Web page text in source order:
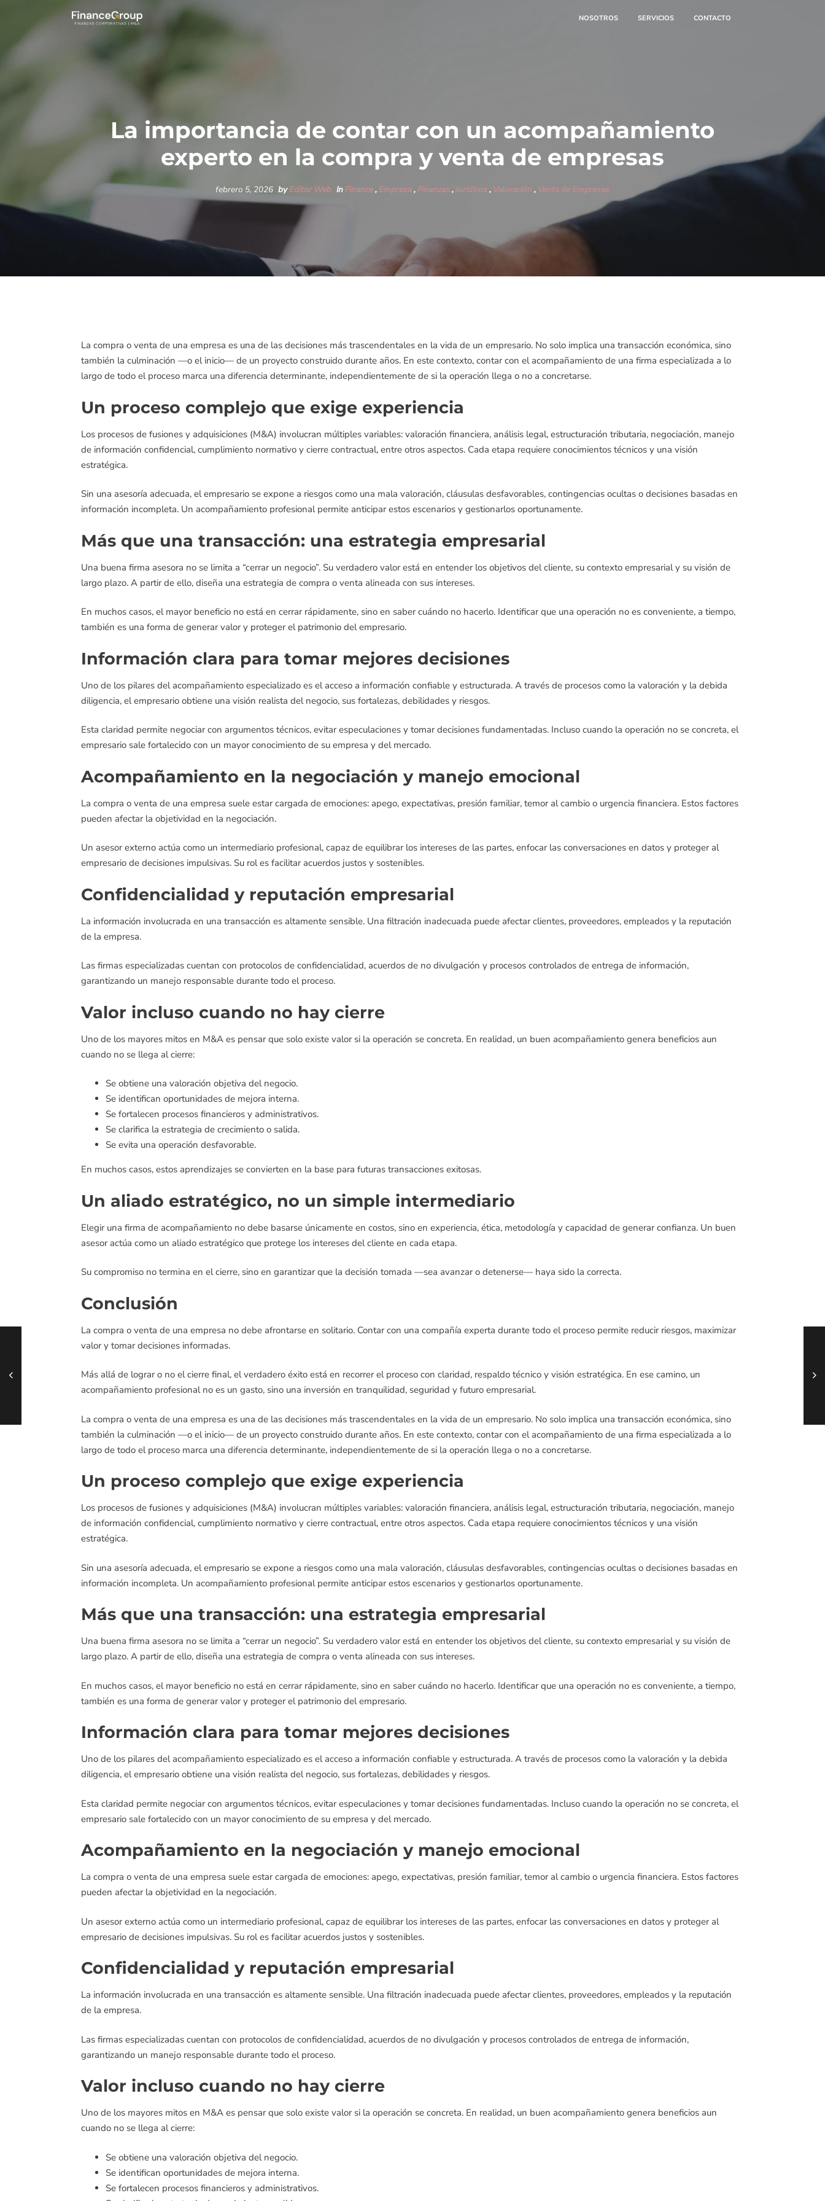
NOSOTROS SERVICIOS CONTACTO
La importancia de contar con un acompañamiento
experto en la compra y venta de empresas
febrero 5, 2026 byEditor Web In Finance, Empresa, Finanzas ,Jurídicos , Valoración , Venta de Empresas
La compra o venta de una empresa es una de las decisiones más trascendentales en la vida de un empresario. No solo implica una transacción económica, sino
también la culminación —o el inicio— de un proyecto construido durante años. En este contexto, contar con el acompañamiento de una firma especializada a lo
largo de todo el proceso marca una diferencia determinante, independientemente de si la operación llega o no a concretarse.
Un proceso complejo que exige experiencia
Los procesos de fusiones y adquisiciones (M&A) involucran múltiples variables: valoración financiera, análisis legal, estructuración tributaria, negociación, manejo
de información confidencial, cumplimiento normativo y cierre contractual, entre otros aspectos. Cada etapa requiere conocimientos técnicos y una visión
estratégica.
Sin una asesoría adecuada, el empresario se expone a riesgos como una mala valoración, cláusulas desfavorables, contingencias ocultas o decisiones basadas en
información incompleta. Un acompañamiento profesional permite anticipar estos escenarios y gestionarlos oportunamente.
Más que una transacción: una estrategia empresarial
Una buena firma asesora no se limita a “cerrar un negocio”. Su verdadero valor está en entender los objetivos del cliente, su contexto empresarial y su visión de
largo plazo. A partir de ello, diseña una estrategia de compra o venta alineada con sus intereses.
En muchos casos, el mayor beneficio no está en cerrar rápidamente, sino en saber cuándo no hacerlo. Identificar que una operación no es conveniente, a tiempo,
también es una forma de generar valor y proteger el patrimonio del empresario.
Información clara para tomar mejores decisiones
Uno de los pilares del acompañamiento especializado es el acceso a información confiable y estructurada. A través de procesos como la valoración y la debida
diligencia, el empresario obtiene una visión realista del negocio, sus fortalezas, debilidades y riesgos.
Esta claridad permite negociar con argumentos técnicos, evitar especulaciones y tomar decisiones fundamentadas. Incluso cuando la operación no se concreta, el
empresario sale fortalecido con un mayor conocimiento de su empresa y del mercado.
Acompañamiento en la negociación y manejo emocional
La compra o venta de una empresa suele estar cargada de emociones: apego, expectativas, presión familiar, temor al cambio o urgencia financiera. Estos factores
pueden afectar la objetividad en la negociación.
Un asesor externo actúa como un intermediario profesional, capaz de equilibrar los intereses de las partes, enfocar las conversaciones en datos y proteger al
empresario de decisiones impulsivas. Su rol es facilitar acuerdos justos y sostenibles.
Confidencialidad y reputación empresarial
La información involucrada en una transacción es altamente sensible. Una filtración inadecuada puede afectar clientes, proveedores, empleados y la reputación
de la empresa.
Las firmas especializadas cuentan con protocolos de confidencialidad, acuerdos de no divulgación y procesos controlados de entrega de información,
garantizando un manejo responsable durante todo el proceso.
Valor incluso cuando no hay cierre
Uno de los mayores mitos en M&A es pensar que solo existe valor si la operación se concreta. En realidad, un buen acompañamiento genera beneficios aun
cuando no se llega al cierre:
Se obtiene una valoración objetiva del negocio.
Se identifican oportunidades de mejora interna.
Se fortalecen procesos financieros y administrativos.
Se clarifica la estrategia de crecimiento o salida.
Se evita una operación desfavorable.
En muchos casos, estos aprendizajes se convierten en la base para futuras transacciones exitosas.
Un aliado estratégico, no un simple intermediario
Elegir una firma de acompañamiento no debe basarse únicamente en costos, sino en experiencia, ética, metodología y capacidad de generar confianza. Un buen
asesor actúa como un aliado estratégico que protege los intereses del cliente en cada etapa.
Su compromiso no termina en el cierre, sino en garantizar que la decisión tomada —sea avanzar o detenerse— haya sido la correcta.
Conclusión
La compra o venta de una empresa no debe afrontarse en solitario. Contar con una compañía experta durante todo el proceso permite reducir riesgos, maximizar
valor y tomar decisiones informadas.
Más allá de lograr o no el cierre final, el verdadero éxito está en recorrer el proceso con claridad, respaldo técnico y visión estratégica. En ese camino, un
acompañamiento profesional no es un gasto, sino una inversión en tranquilidad, seguridad y futuro empresarial.
La compra o venta de una empresa es una de las decisiones más trascendentales en la vida de un empresario. No solo implica una transacción económica, sino
también la culminación —o el inicio— de un proyecto construido durante años. En este contexto, contar con el acompañamiento de una firma especializada a lo
largo de todo el proceso marca una diferencia determinante, independientemente de si la operación llega o no a concretarse.
Un proceso complejo que exige experiencia
Los procesos de fusiones y adquisiciones (M&A) involucran múltiples variables: valoración financiera, análisis legal, estructuración tributaria, negociación, manejo
de información confidencial, cumplimiento normativo y cierre contractual, entre otros aspectos. Cada etapa requiere conocimientos técnicos y una visión
estratégica.
Sin una asesoría adecuada, el empresario se expone a riesgos como una mala valoración, cláusulas desfavorables, contingencias ocultas o decisiones basadas en
información incompleta. Un acompañamiento profesional permite anticipar estos escenarios y gestionarlos oportunamente.
Más que una transacción: una estrategia empresarial
Una buena firma asesora no se limita a “cerrar un negocio”. Su verdadero valor está en entender los objetivos del cliente, su contexto empresarial y su visión de
largo plazo. A partir de ello, diseña una estrategia de compra o venta alineada con sus intereses.
En muchos casos, el mayor beneficio no está en cerrar rápidamente, sino en saber cuándo no hacerlo. Identificar que una operación no es conveniente, a tiempo,
también es una forma de generar valor y proteger el patrimonio del empresario.
Información clara para tomar mejores decisiones
Uno de los pilares del acompañamiento especializado es el acceso a información confiable y estructurada. A través de procesos como la valoración y la debida
diligencia, el empresario obtiene una visión realista del negocio, sus fortalezas, debilidades y riesgos.
Esta claridad permite negociar con argumentos técnicos, evitar especulaciones y tomar decisiones fundamentadas. Incluso cuando la operación no se concreta, el
empresario sale fortalecido con un mayor conocimiento de su empresa y del mercado.
Acompañamiento en la negociación y manejo emocional
La compra o venta de una empresa suele estar cargada de emociones: apego, expectativas, presión familiar, temor al cambio o urgencia financiera. Estos factores
pueden afectar la objetividad en la negociación.
Un asesor externo actúa como un intermediario profesional, capaz de equilibrar los intereses de las partes, enfocar las conversaciones en datos y proteger al
empresario de decisiones impulsivas. Su rol es facilitar acuerdos justos y sostenibles.
Confidencialidad y reputación empresarial
La información involucrada en una transacción es altamente sensible. Una filtración inadecuada puede afectar clientes, proveedores, empleados y la reputación
de la empresa.
Las firmas especializadas cuentan con protocolos de confidencialidad, acuerdos de no divulgación y procesos controlados de entrega de información,
garantizando un manejo responsable durante todo el proceso.
Valor incluso cuando no hay cierre
Uno de los mayores mitos en M&A es pensar que solo existe valor si la operación se concreta. En realidad, un buen acompañamiento genera beneficios aun
cuando no se llega al cierre:
Se obtiene una valoración objetiva del negocio.
Se identifican oportunidades de mejora interna.
Se fortalecen procesos financieros y administrativos.